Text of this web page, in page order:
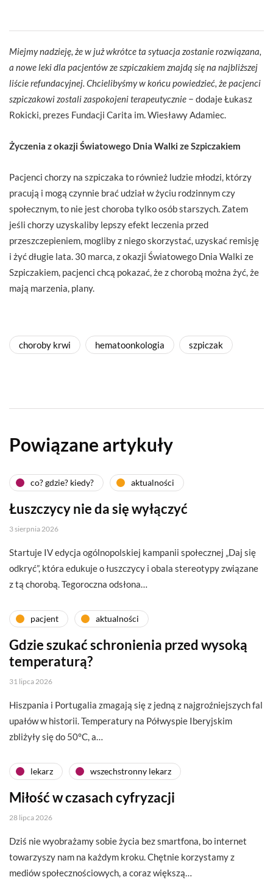
Miejmy nadzieję, że w już wkrótce ta sytuacja zostanie rozwiązana,
a nowe leki dla pacjentów ze szpiczakiem znajdą się na najbliższej
liście refundacyjnej. Chcielibyśmy w końcu powiedzieć, że pacjenci
szpiczakowi zostali zaspokojeni terapeutycznie − dodaje Łukasz
Rokicki, prezes Fundacji Carita im. Wiesławy Adamiec.
Życzenia z okazji Światowego Dnia Walki ze Szpiczakiem
Pacjenci chorzy na szpiczaka to również ludzie młodzi, którzy
pracują i mogą czynnie brać udział w życiu rodzinnym czy
społecznym, to nie jest choroba tylko osób starszych. Zatem
jeśli chorzy uzyskaliby lepszy efekt leczenia przed
przeszczepieniem, mogliby z niego skorzystać, uzyskać remisję
i żyć długie lata. 30 marca, z okazji Światowego Dnia Walki ze
Szpiczakiem, pacjenci chcą pokazać, że z chorobą można żyć, że
mają marzenia, plany.
choroby krwi hematoonkologia szpiczak
Powiązane artykuły
co? gdzie? kiedy? aktualności
Łuszczycy nie da się wyłączyć
3 sierpnia 2026
Startuje IV edycja ogólnopolskiej kampanii społecznej „Daj się
odkryć”, która edukuje o łuszczycy i obala stereotypy związane
z tą chorobą. Tegoroczna odsłona…
pacjent aktualności
Gdzie szukać schronienia przed wysoką
temperaturą?
31 lipca 2026
Hiszpania i Portugalia zmagają się z jedną z najgroźniejszych fal
upałów w historii. Temperatury na Półwyspie Iberyjskim
zbliżyły się do 50°C, a…
lekarz wszechstronny lekarz
Miłość w czasach cyfryzacji
28 lipca 2026
Dziś nie wyobrażamy sobie życia bez smartfona, bo internet
towarzyszy nam na każdym kroku. Chętnie korzystamy z
mediów społecznościowych, a coraz większą…